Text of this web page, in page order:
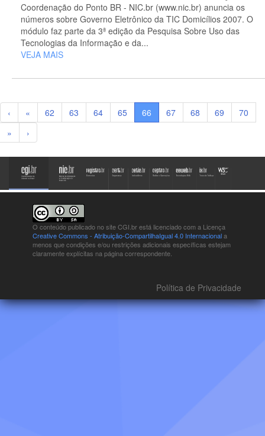
Coordenação do Ponto BR - NIC.br (www.nic.br) anuncia os
números sobre Governo Eletrônico da TIC Domicílios 2007. O
módulo faz parte da 3ª edição da Pesquisa Sobre Uso das
Tecnologias da Informação e da...
VEJA MAIS
‹ « 62 63 64 65 66 67 68 69
70
»
›
O conteúdo publicado no site CGI.br está licenciado com a Licença
Creative Commons - Atribuição-CompartilhaIgual 4.0 Internacionala
menos que condições e/ou restrições adicionais específicas estejam
claramente explícitas na página correspondente.
Política de Privacidade